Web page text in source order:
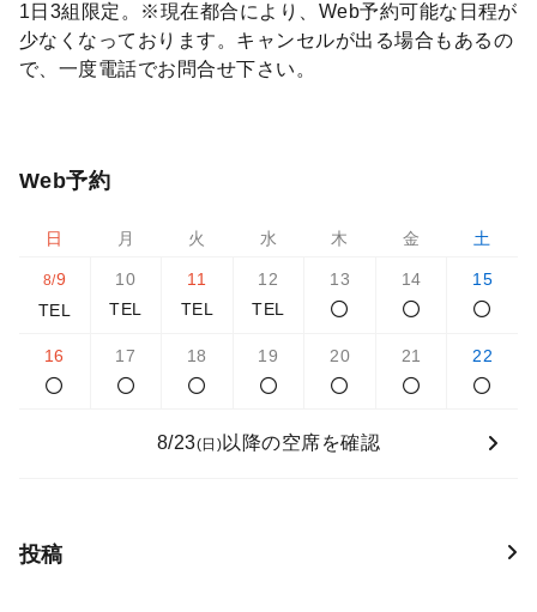
1日3組限定。※現在都合により、Web予約可能な日程が
少なくなっております。キャンセルが出る場合もあるの
で、一度電話でお問合せ下さい。
Web予約
日 月 火 水 木 金 土
8/9
TEL
10
TEL
11
TEL
12
TEL
13 14 15
16 17 18 19 20 21 22
8/23(日) 以降の空席を確認
投稿